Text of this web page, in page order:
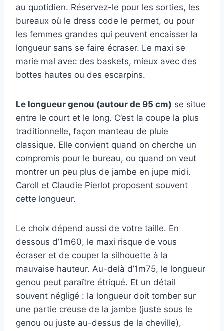
au quotidien. Réservez-le pour les sorties, les
bureaux où le dress code le permet, ou pour
les femmes grandes qui peuvent encaisser la
longueur sans se faire écraser. Le maxi se
marie mal avec des baskets, mieux avec des
bottes hautes ou des escarpins.
Le longueur genou (autour de 95 cm) se situe
entre le court et le long. C’est la coupe la plus
traditionnelle, façon manteau de pluie
classique. Elle convient quand on cherche un
compromis pour le bureau, ou quand on veut
montrer un peu plus de jambe en jupe midi.
Caroll et Claudie Pierlot proposent souvent
cette longueur.
Le choix dépend aussi de votre taille. En
dessous d’1m60, le maxi risque de vous
écraser et de couper la silhouette à la
mauvaise hauteur. Au-delà d’1m75, le longueur
genou peut paraître étriqué. Et un détail
souvent négligé : la longueur doit tomber sur
une partie creuse de la jambe (juste sous le
genou ou juste au-dessus de la cheville),